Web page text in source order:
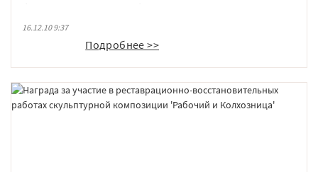
сайте.
16.12.10 9:37
Подробнее >>